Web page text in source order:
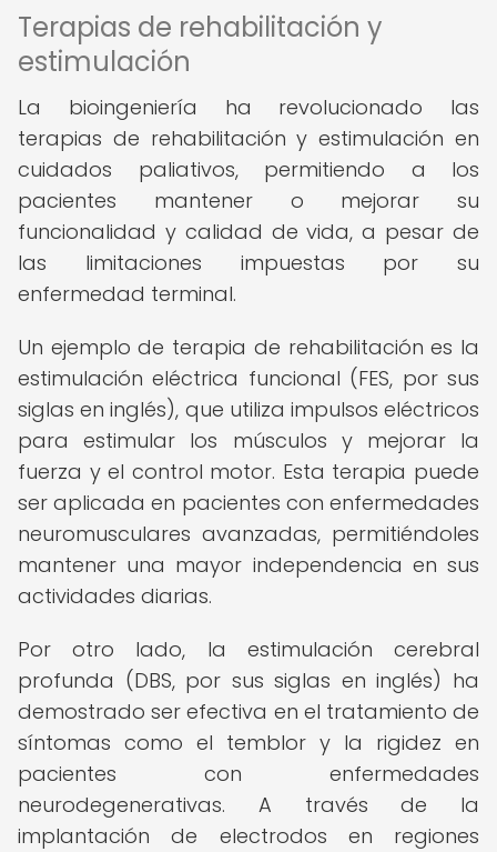
Terapias de rehabilitación y
estimulación
La bioingeniería ha revolucionado las
terapias de rehabilitación y estimulación en
cuidados paliativos, permitiendo a los
pacientes mantener o mejorar su
funcionalidad y calidad de vida, a pesar de
las limitaciones impuestas por su
enfermedad terminal.
Un ejemplo de terapia de rehabilitación es la
estimulación eléctrica funcional (FES, por sus
siglas en inglés), que utiliza impulsos eléctricos
para estimular los músculos y mejorar la
fuerza y el control motor. Esta terapia puede
ser aplicada en pacientes con enfermedades
neuromusculares avanzadas, permitiéndoles
mantener una mayor independencia en sus
actividades diarias.
Por otro lado, la estimulación cerebral
profunda (DBS, por sus siglas en inglés) ha
demostrado ser efectiva en el tratamiento de
síntomas como el temblor y la rigidez en
pacientes con enfermedades
neurodegenerativas. A través de la
implantación de electrodos en regiones